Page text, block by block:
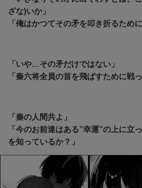
ざな)いか」
「俺はかつてその矛を叩き折るため
「いや…その矛だけではない」
「秦六将全員の首を飛ばすために戦っ
「秦の人間共よ」
「今のお前達はある”幸運”の上に立
を知っているか？」